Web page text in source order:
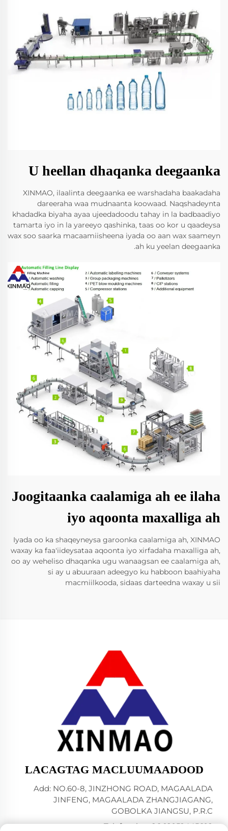
U heellan dhaqanka deegaanka
XINMAO, ilaalinta deegaanka ee warshadaha baakadaha
dareeraha waa mudnaanta koowaad. Naqshadeynta
khadadka biyaha ayaa ujeedadoodu tahay in la badbaadiyo
tamarta iyo in la yareeyo qashinka, taas oo kor u qaadeysa
wax soo saarka macaamiisheena iyada oo aan wax saameyn
ah ku yeelan deegaanka.
Joogitaanka caalamiga ah ee ilaha
iyo aqoonta maxalliga ah
Iyada oo ka shaqeyneysa garoonka caalamiga ah, XINMAO
waxay ka faa'iideysataa aqoonta iyo xirfadaha maxalliga ah,
oo ay weheliso dhaqanka ugu wanaagsan ee caalamiga ah,
si ay u abuuraan adeegyo ku habboon baahiyaha
macmiilkooda, sidaas darteedna waxay u sii
LACAGTAG MACLUUMAADOOD
Add: NO.60-8, JINZHONG ROAD, MAGAALADA
JINFENG, MAGAALADA ZHANGJIAGANG,
GOBOLKA JIANGSU, P.R.C
Telefoonka:+86-18952445692